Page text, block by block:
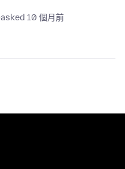
asked 10 個月前